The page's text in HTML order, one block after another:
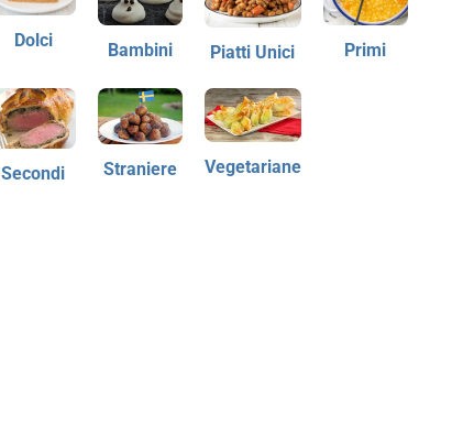
Dolci Bambini Piatti Unici Primi
Secondi Straniere Vegetariane